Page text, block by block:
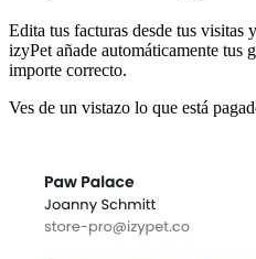
Edita tus facturas desde tus visitas
izyPet añade automáticamente tus
importe correcto.
Ves de un vistazo lo que está